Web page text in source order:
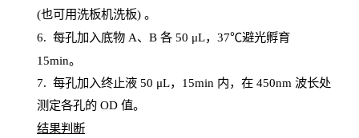
(也可用洗板机洗板) 。
6. 每孔加入底物A、B 各 50 μL，37℃避光孵育
15min。
7. 每孔加入终止液 50 μL， 15min 内，在450nm 波长处
测定各孔的 OD 值。
结果判断